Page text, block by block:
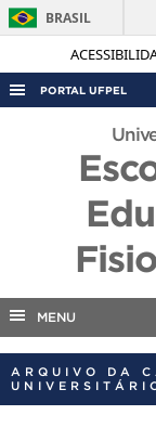
BRASIL
PORTAL UFPEL
ACESSO À
AUDITORIA
COBALTO
EDITAIS
INTERNACIONAL
PORTARIAS
MENU
ARQUIVO DA